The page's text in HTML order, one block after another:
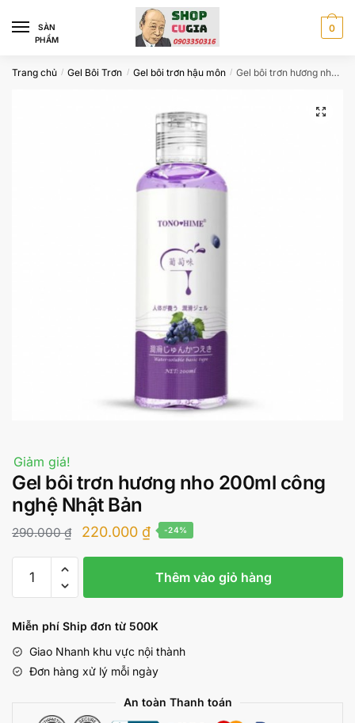
navigation
content
SÀN
PHẨM
0
Trang chủ / Gel Bôi Trơn / Gel bôi trơn hậu môn / Gel bôi trơn hương nho 200ml công nghệ Nhật Bản
Giảm giá!
Gel bôi trơn hương nho 200ml công
nghệ Nhật Bản
290.000₫
Giá
gốc
290.000 ₫.
220.000 ₫Giá
hiện
tại
là:
220.000 ₫.
-24%
hương
200ml
công
Thêm vào giỏ hàng
Miễn phí Ship đơn từ 500K
Giao Nhanh khu vực nội thành
Đơn hàng xử lý mỗi ngày
An toàn Thanh toán